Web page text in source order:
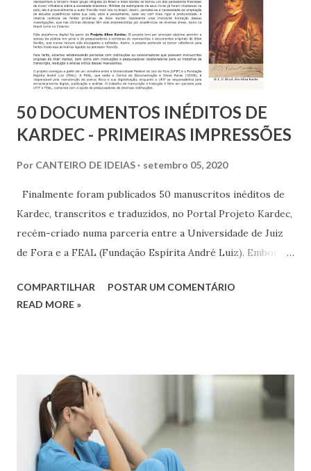
50 DOCUMENTOS INÉDITOS DE
KARDEC - PRIMEIRAS IMPRESSÕES
Por CANTEIRO DE IDEIAS setembro 05, 2020
Finalmente foram publicados 50 manuscritos inéditos de
Kardec, transcritos e traduzidos, no Portal Projeto Kardec,
recém-criado numa parceria entre a Universidade de Juiz
de Fora e a FEAL (Fundação Espírita André Luiz). Embora o
trabalho, posso dizer que até agora, o pouco que se vê
parece muito bem apresentado. Espero que os cerca de 3
COMPARTILHAR
POSTAR UM COMENTÁRIO
READ MORE »